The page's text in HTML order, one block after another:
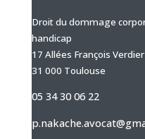
Droit du dommage
handicap
17 Allées François Verdier
31 000 Toulouse
05 34 30 06 22